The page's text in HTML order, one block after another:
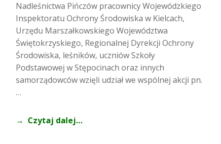
Nadleśnictwa Pińczów pracownicy Wojewódzkiego
Inspektoratu Ochrony Środowiska w Kielcach,
Urzędu Marszałkowskiego Województwa
Świętokrzyskiego, Regionalnej Dyrekcji Ochrony
Środowiska, leśników, uczniów Szkoły
Podstawowej w Stępocinach oraz innych
samorządowców wzięli udział we wspólnej akcji pn.
…
Czytaj dalej…